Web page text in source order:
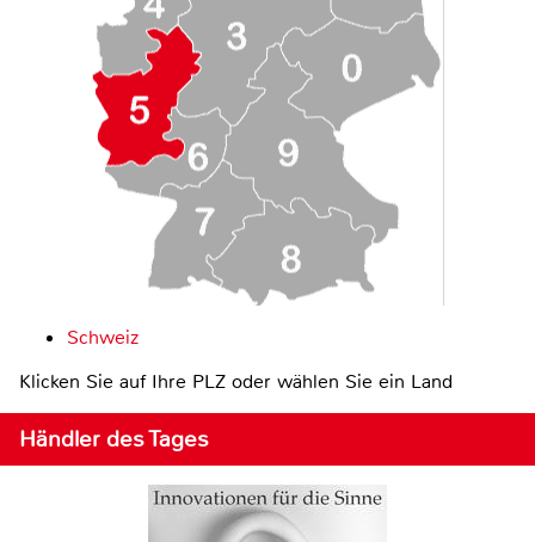
Schweiz
Klicken Sie auf Ihre PLZ oder wählen Sie ein Land
Händler des Tages